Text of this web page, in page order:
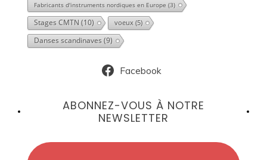
Fabricants d'instruments nordiques en Europe (3)
Stages CMTN (10) voeux(5)
Danses scandinaves (9)
Facebook
ABONNEZ-VOUS À NOTRE
NEWSLETTER